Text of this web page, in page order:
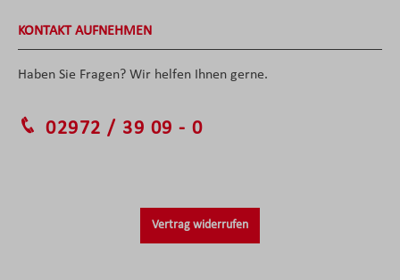
KONTAKT AUFNEHMEN
Haben Sie Fragen? Wir helfen Ihnen gerne.
02972 / 39 09 - 0
Vertrag widerrufen